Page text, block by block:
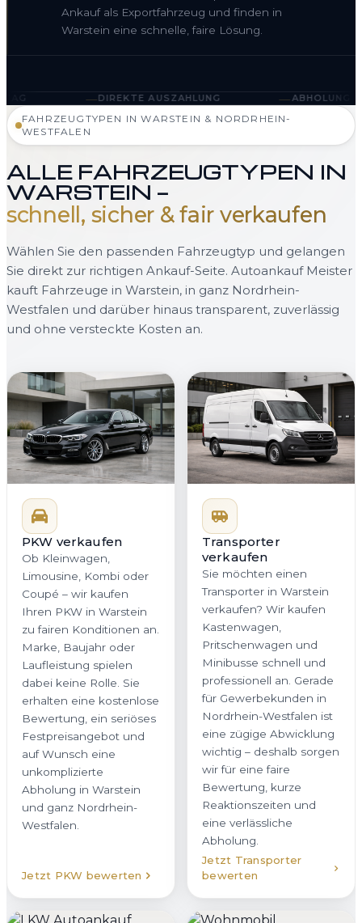
Ankauf als Exportfahrzeug und finden in
Warstein eine schnelle, faire Lösung.
AUSZAHLUNG — ABHOLUNG IN WARSTEIN UND
FAHRZEUGTYPEN IN WARSTEIN & NORDRHEIN-
WESTFALEN
ALLE FAHRZEUGTYPEN IN
WARSTEIN —
schnell, sicher & fair verkaufen
Wählen Sie den passenden Fahrzeugtyp und gelangen
Sie direkt zur richtigen Ankauf-Seite. Autoankauf Meister
kauft Fahrzeuge in Warstein, in ganz Nordrhein-
Westfalen und darüber hinaus transparent, zuverlässig
und ohne versteckte Kosten an.
PKW verkaufen
Ob Kleinwagen,
Limousine, Kombi oder
Coupé – wir kaufen
Ihren PKW in Warstein
zu fairen Konditionen an.
Marke, Baujahr oder
Laufleistung spielen
dabei keine Rolle. Sie
erhalten eine kostenlose
Bewertung, ein seriöses
Festpreisangebot und
auf Wunsch eine
unkomplizierte
Abholung in Warstein
und ganz Nordrhein-
Westfalen.
Jetzt PKW bewerten
Transporter
verkaufen
Sie möchten einen
Transporter in Warstein
verkaufen? Wir kaufen
Kastenwagen,
Pritschenwagen und
Minibusse schnell und
professionell an. Gerade
für Gewerbekunden in
Nordrhein-Westfalen ist
eine zügige Abwicklung
wichtig – deshalb sorgen
wir für eine faire
Bewertung, kurze
Reaktionszeiten und
eine verlässliche
Abholung.
Jetzt Transporter
bewerten